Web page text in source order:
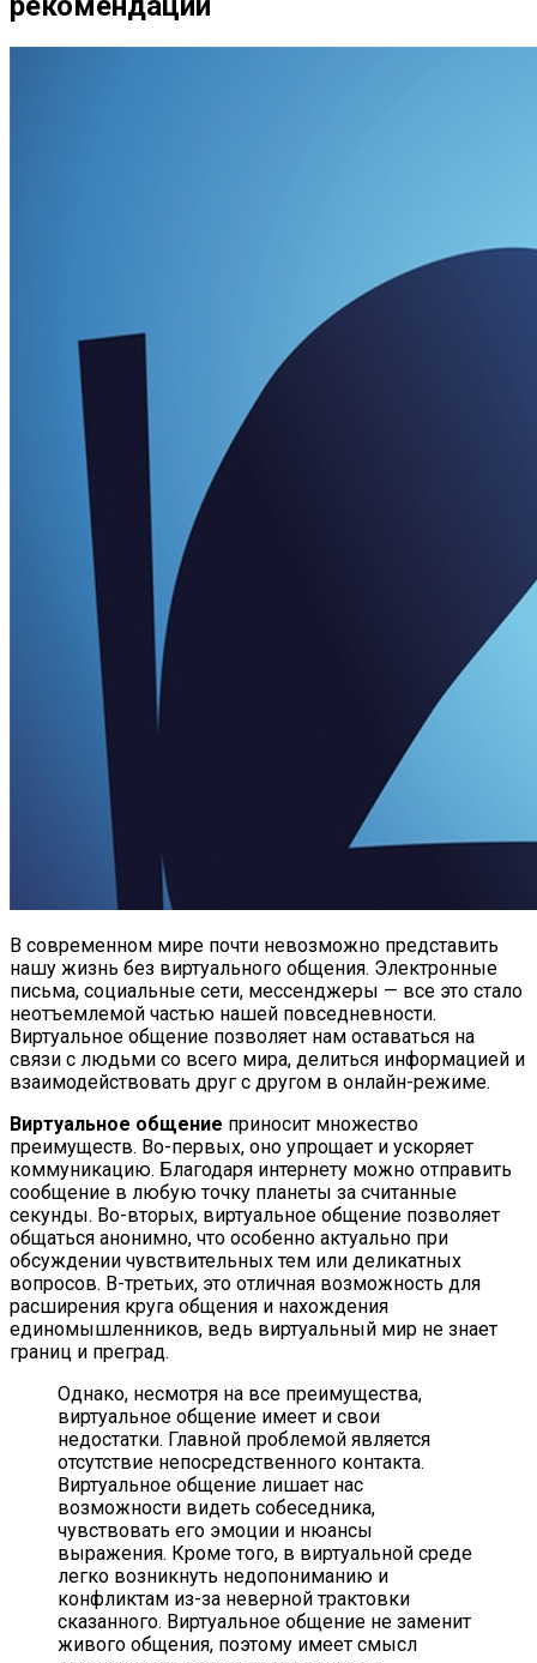
В современном мире почти невозможно представить
нашу жизнь без виртуального общения. Электронные
письма, социальные сети, мессенджеры — все это стало
неотъемлемой частью нашей повседневности.
Виртуальное общение позволяет нам оставаться на
связи с людьми со всего мира, делиться информацией и
взаимодействовать друг с другом в онлайн-режиме.
Виртуальное общение приносит множество
преимуществ. Во-первых, оно упрощает и ускоряет
коммуникацию. Благодаря интернету можно отправить
сообщение в любую точку планеты за считанные
секунды. Во-вторых, виртуальное общение позволяет
общаться анонимно, что особенно актуально при
обсуждении чувствительных тем или деликатных
вопросов. В-третьих, это отличная возможность для
расширения круга общения и нахождения
единомышленников, ведь виртуальный мир не знает
границ и преград.
Однако, несмотря на все преимущества,
виртуальное общение имеет и свои
недостатки. Главной проблемой является
отсутствие непосредственного контакта.
Виртуальное общение лишает нас
возможности видеть собеседника,
чувствовать его эмоции и нюансы
выражения. Кроме того, в виртуальной среде
легко возникнуть недопониманию и
конфликтам из-за неверной трактовки
сказанного. Виртуальное общение не заменит
живого общения, поэтому имеет смысл